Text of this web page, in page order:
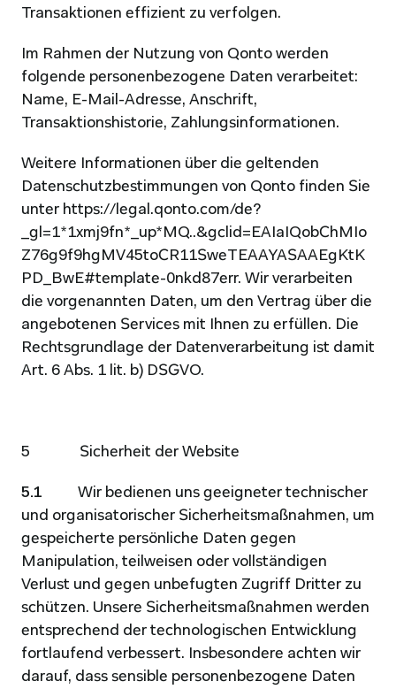
Transaktionen effizient zu verfolgen.
Im Rahmen der Nutzung von Qonto werden
folgende personenbezogene Daten verarbeitet:
Name, E-Mail-Adresse, Anschrift,
Transaktionshistorie, Zahlungsinformationen.
Weitere Informationen über die geltenden
Datenschutzbestimmungen von Qonto finden Sie
unter https://legal.qonto.com/de?
_gl=1*1xmj9fn*_up*MQ..&gclid=EAIaIQobChMIo
Z76g9f9hgMV45toCR11SweTEAAYASAAEgKtK
PD_BwE#template-0nkd87err. Wir verarbeiten
die vorgenannten Daten, um den Vertrag über die
angebotenen Services mit Ihnen zu erfüllen. Die
Rechtsgrundlage der Datenverarbeitung ist damit
Art. 6 Abs. 1 lit. b) DSGVO.
5              Sicherheit der Website
5.1 Wir bedienen uns geeigneter technischer
und organisatorischer Sicherheitsmaßnahmen, um
gespeicherte persönliche Daten gegen
Manipulation, teilweisen oder vollständigen
Verlust und gegen unbefugten Zugriff Dritter zu
schützen. Unsere Sicherheitsmaßnahmen werden
entsprechend der technologischen Entwicklung
fortlaufend verbessert. Insbesondere achten wir
darauf, dass sensible personenbezogene Daten